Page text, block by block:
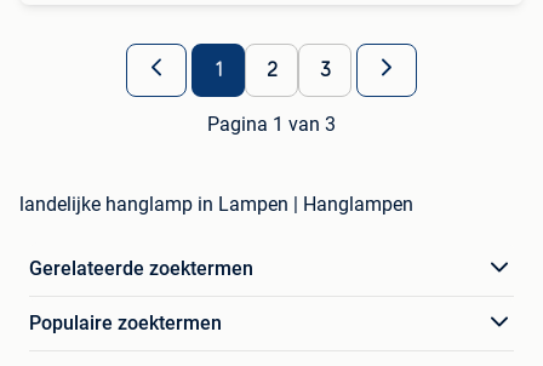
1 2 3
Pagina 1 van 3
landelijke hanglamp in Lampen | Hanglampen
Gerelateerde zoektermen
Populaire zoektermen